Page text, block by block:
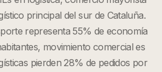
principal del sur de Cataluña.
representa 55% de economía
movimiento comercial es
pierden 28% de pedidos por